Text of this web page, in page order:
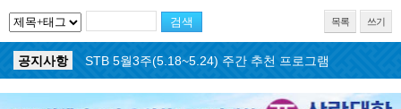
목록 쓰기
공지사항
STB 5월4주(5.25~5.31) 주간 추천 프로그램
공지사항
STB 5월3주(5.18~5.24) 주간 추천 프로그램
공지사항
STB 4월마지막주(4.27~5.3) 주간 추천 프로그램
STB 4월4주(4.20~4.26) 주간 추천 프로그램